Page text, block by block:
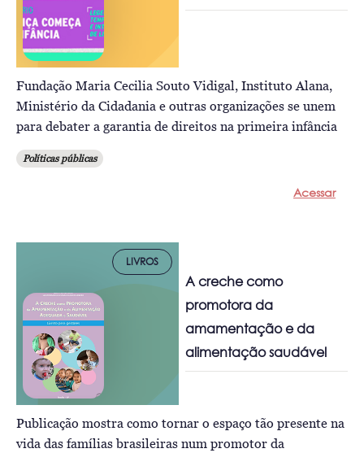
Fundação Maria Cecilia Souto Vidigal, Instituto Alana,
Ministério da Cidadania e outras organizações se unem
para debater a garantia de direitos na primeira infância
Políticas públicas
Acessar
LIVROS
A creche como
promotora da
amamentação e da
alimentação saudável
Publicação mostra como tornar o espaço tão presente na
vida das famílias brasileiras num promotor da